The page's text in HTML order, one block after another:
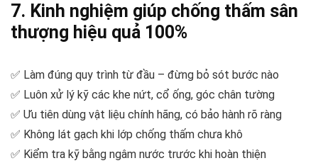
7. Kinh nghiệm giúp chống thấm sân
thượng hiệu quả 100%
✅ Làm đúng quy trình từ đầu – đừng bỏ sót bước nào
✅ Luôn xử lý kỹ các khe nứt, cổ ống, góc chân tường
✅ Ưu tiên dùng vật liệu chính hãng, có bảo hành rõ ràng
✅ Không lát gạch khi lớp chống thấm chưa khô
✅ Kiểm tra kỹ bằng ngâm nước trước khi hoàn thiện